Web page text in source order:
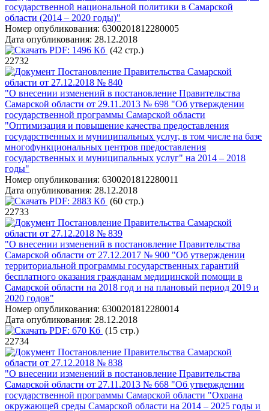
государственной национальной политики в Самарской
области (2014 – 2020 годы)"
Номер опубликования: 6300201812280005
Дата опубликования: 28.12.2018
PDF: 1496 Кб (42 стр.)
22732
Постановление Правительства Самарской
области от 27.12.2018 № 840
"О внесении изменений в постановление Правительства
Самарской области от 29.11.2013 № 698 "Об утверждении
государственной программы Самарской области
"Оптимизация и повышение качества предоставления
государственных и муниципальных услуг, в том числе на базе
многофункциональных центров предоставления
государственных и муниципальных услуг" на 2014 – 2018
годы"
Номер опубликования: 6300201812280011
Дата опубликования: 28.12.2018
PDF: 2883 Кб (60 стр.)
22733
Постановление Правительства Самарской
области от 27.12.2018 № 839
"О внесении изменений в постановление Правительства
Самарской области от 27.12.2017 № 900 "Об утверждении
территориальной программы государственных гарантий
бесплатного оказания гражданам медицинской помощи в
Самарской области на 2018 год и на плановый период 2019 и
2020 годов"
Номер опубликования: 6300201812280014
Дата опубликования: 28.12.2018
PDF: 670 Кб (15 стр.)
22734
Постановление Правительства Самарской
области от 27.12.2018 № 838
"О внесении изменений в постановление Правительства
Самарской области от 27.11.2013 № 668 "Об утверждении
государственной программы Самарской области "Охрана
окружающей среды Самарской области на 2014 – 2025 годы и